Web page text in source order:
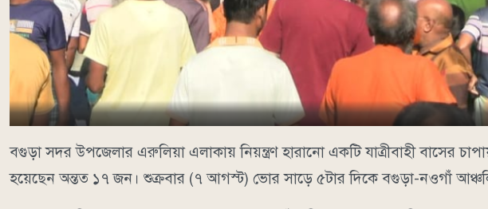
বগুড়া সদর উপজেলার এরুলিয়া এলাকায় নিয়ন্ত্রণ হারানো একটি যাত্রীবাহী বাসের
হয়েছেন অন্তত ১৭ জন। শুক্রবার (৭ আগস্ট) ভোর সাড়ে ৫টার দিকে বগুড়া-নওগাঁ